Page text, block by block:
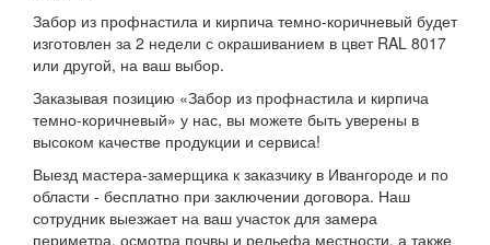
Забор из профнастила и кирпича темно-коричневый будет
изготовлен за 2 недели с окрашиванием в цвет RAL 8017
или другой, на ваш выбор.
Заказывая позицию «Забор из профнастила и кирпича
темно-коричневый» у нас, вы можете быть уверены в
высоком качестве продукции и сервиса!
Выезд мастера-замерщика к заказчику в Ивангороде и по
области - бесплатно при заключении договора. Наш
сотрудник выезжает на ваш участок для замера
периметра, осмотра почвы и рельефа местности, а также